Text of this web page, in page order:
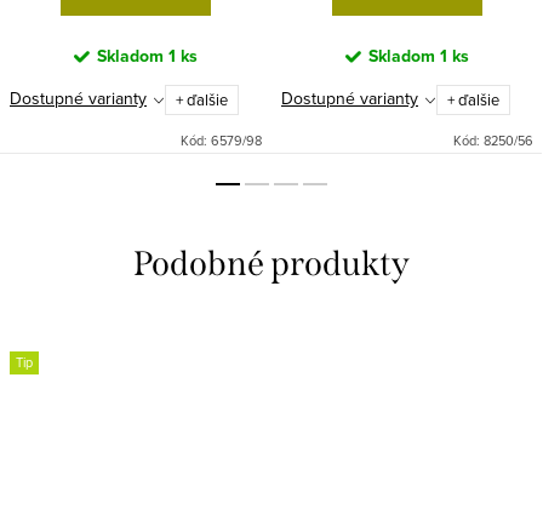
Skladom 1 ks
Dostupné varianty + ďalšie
Kód: 6579/98
Skladom 1 ks
Dostupné varianty + ďalšie
Kód: 8250/56
Tip